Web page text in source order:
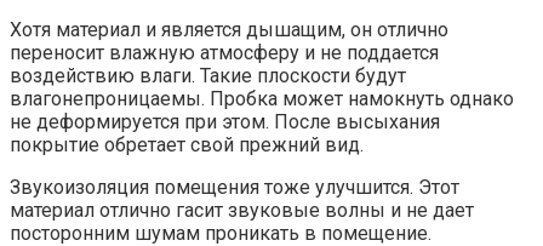
Хотя материал и является дышащим, он отлично
переносит влажную атмосферу и не поддается
воздействию влаги. Такие плоскости будут
влагонепроницаемы. Пробка может намокнуть однако
не деформируется при этом. После высыхания
покрытие обретает свой прежний вид.
Звукоизоляция помещения тоже улучшится. Этот
материал отлично гасит звуковые волны и не дает
посторонним шумам проникать в помещение.